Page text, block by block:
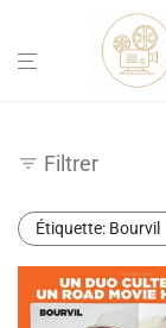
Filtrer
Étiquette: Bourvil